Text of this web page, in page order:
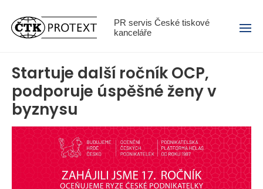
PR servis České tiskové
kanceláře
Menu
Startuje další ročník OCP,
podporuje úspěšné ženy v
byznysu